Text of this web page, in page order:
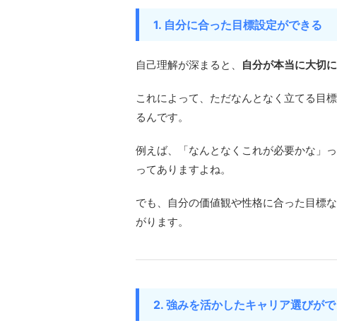
1. 自分に合った目標設定ができる
自己理解が深まると、 自分が本当に大切
これによって、ただなんとなく立てる目標
るんです。
例えば、「なんとなくこれが必要かな」
ってありますよね。
でも、自分の価値観や性格に合った目標
がります。
2. 強みを活かしたキャリア選びが